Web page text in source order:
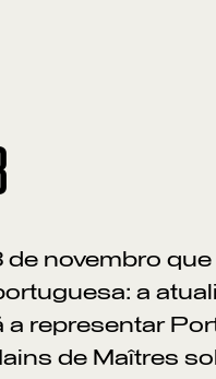
de novembro
a
a representar
de Maîtres